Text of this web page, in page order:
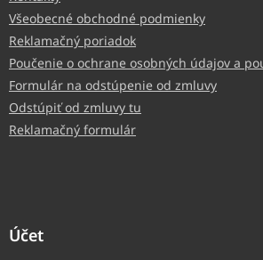
Všeobecné obchodné podmienky
Reklamačný poriadok
Poučenie o ochrane osobných údajov a
Formulár na odstúpenie od zmluvy
Odstúpiť od zmluvy tu
Reklamačný formulár
Účet